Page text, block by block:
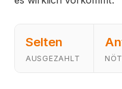
Selten
AUSGEZAHLT